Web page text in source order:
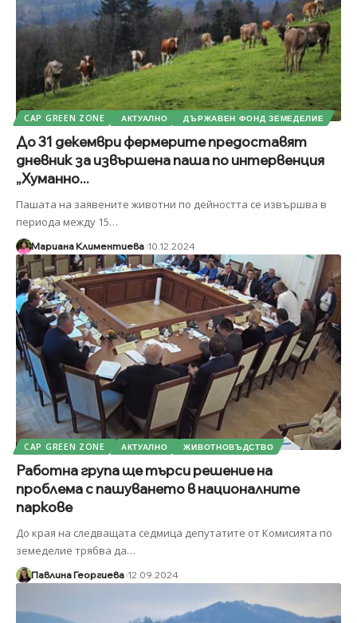
CAP GREEN ZONE АКТУАЛНО ДЪРЖАВЕН ФОНД ЗЕМЕДЕЛИЕ
До 31 декември фермерите предоставят
дневник за извършена паша по интервенция
„Хуманно...
Пашата на заявените животни по дейността се извършва в
периода между 15…
Мариана Климентиева 10.12.2024
CAP GREEN ZONE АКТУАЛНО ЖИВОТНОВЪДСТВО
Работна група ще търси решение на
проблема с пашуването в националните
паркове
До края на следващата седмица депутатите от Комисията по
земеделие трябва да…
Павлина Георгиева 12.09.2024